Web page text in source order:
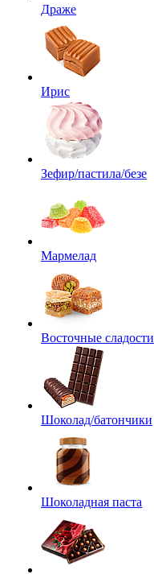
Драже
Ирис
Зефир/пастила/безе
Мармелад
Восточные сладости
Шоколад/батончики
Шоколадная паста